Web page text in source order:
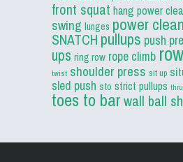
front squat hang power
swing lunges power clean
SNATCH pullups push
ups ring row rope climb row
twist shoulder press sit up
sled push sto strict pullups
toes to barwall ball